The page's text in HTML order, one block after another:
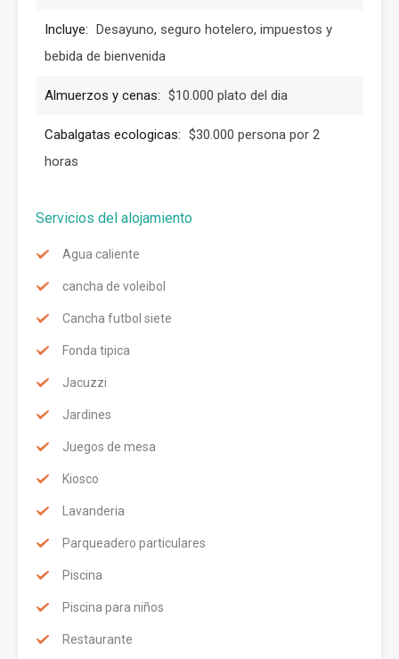
Incluye: Desayuno, seguro hotelero, impuestos y
bebida de bienvenida
Almuerzos y cenas: $10.000 plato del dia
Cabalgatas ecologicas: $30.000 persona por 2
horas
Servicios del alojamiento
Agua caliente
cancha de voleibol
Cancha futbol siete
Fonda tipica
Jacuzzi
Jardines
Juegos de mesa
Kiosco
Lavanderia
Parqueadero particulares
Piscina
Piscina para niños
Restaurante